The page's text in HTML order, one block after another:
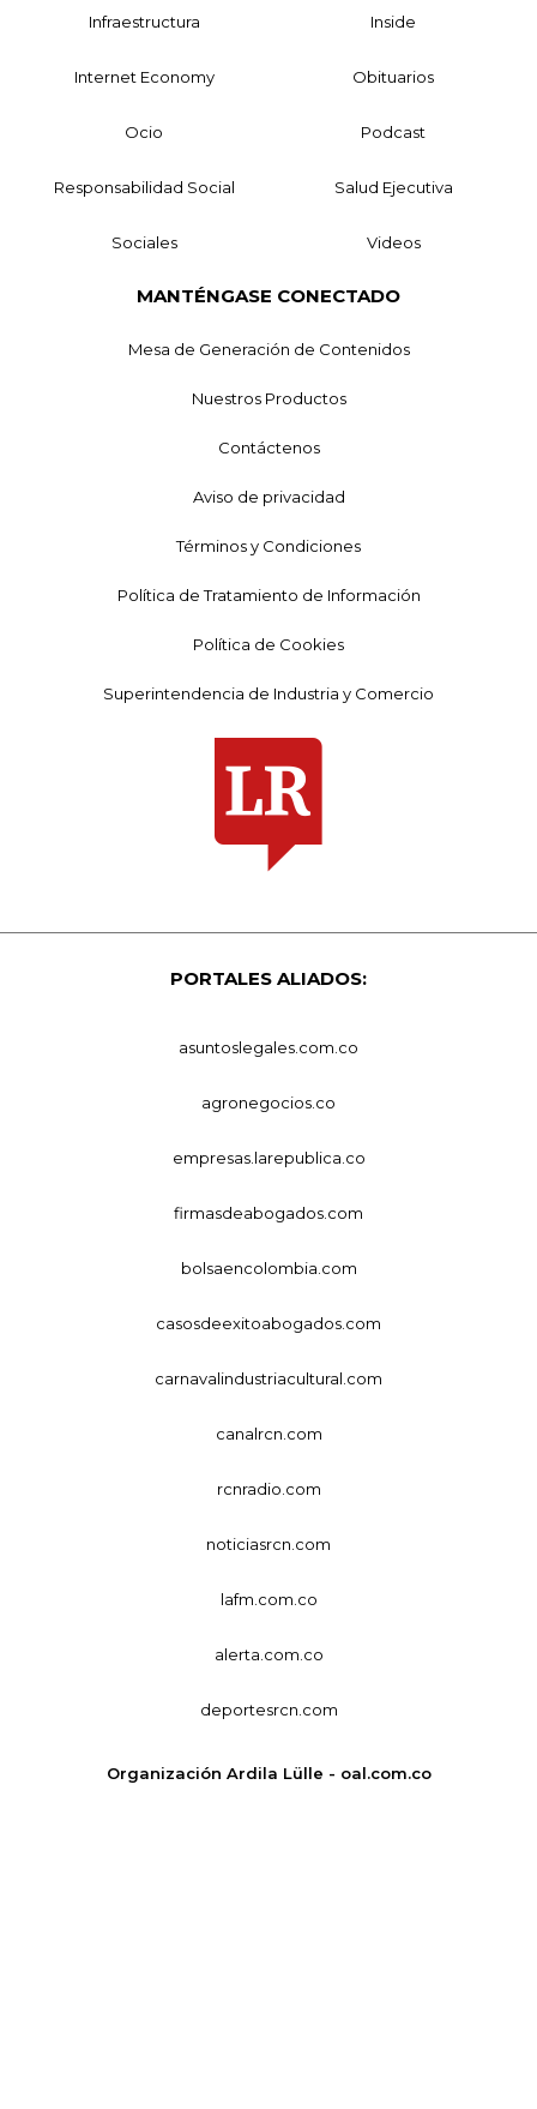
Infraestructura Inside
Internet Economy Obituarios
Ocio Podcast
Responsabilidad Social Salud Ejecutiva
Sociales Videos
MANTÉNGASE CONECTADO
Mesa de Generación de Contenidos
Nuestros Productos
Contáctenos
Aviso de privacidad
Términos y Condiciones
Política de Tratamiento de Información
Política de Cookies
Superintendencia de Industria y Comercio
PORTALES ALIADOS:
asuntoslegales.com.co
agronegocios.co
empresas.larepublica.co
firmasdeabogados.com
bolsaencolombia.com
casosdeexitoabogados.com
carnavalindustriacultural.com
canalrcn.com
rcnradio.com
noticiasrcn.com
lafm.com.co
alerta.com.co
deportesrcn.com
Organización Ardila Lülle - oal.com.co